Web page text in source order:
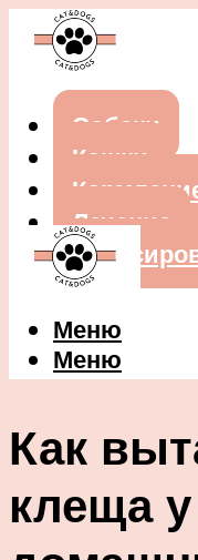
Собаки
Кошки
Лечение
Меню
Меню
Как
клеща